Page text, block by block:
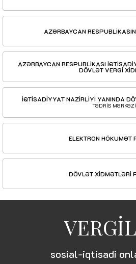
AZƏRBAYCAN
AZƏRBAYCAN RESPUBLİKASI
DÖVLƏT VERGİ
İQTİSADİYYAT NAZİRLİYİ YANINDA
TƏDRİS MƏRKƏZİ
ELEKTRON HÖKUMƏT
DÖVLƏT XİDMƏTLƏRİ
sosial-iqtisadi